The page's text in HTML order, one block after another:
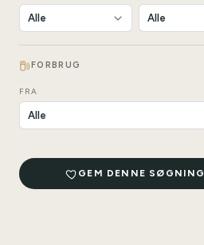
FORBRUG
FRA
GEM DENNE SØGNING